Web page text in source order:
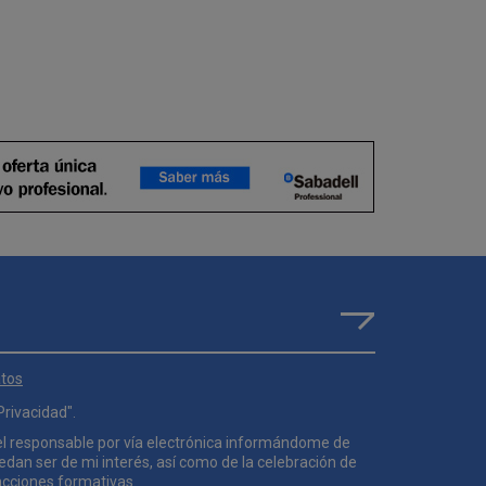
".
responsable por vía electrónica informándome de
ser de mi interés, así como de la celebración de
formativas.